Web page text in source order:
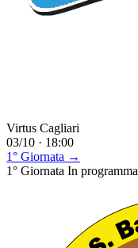
Virtus Cagliari
03/10 · 18:00
1° Giornata →
1° Giornata In programma